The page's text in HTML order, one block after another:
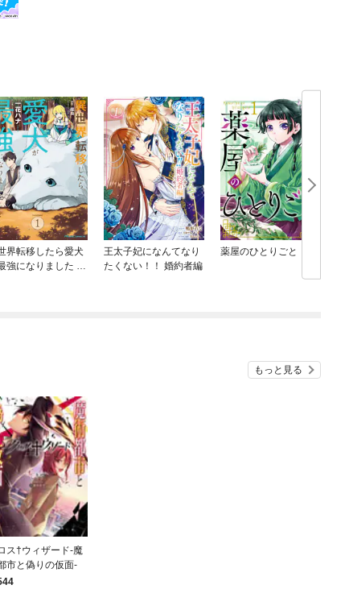
界転移したら愛犬
強になりました ～
王太子妃になんてなり
たくない！！ 婚約者編
薬屋のひとりごと
もっと見る
ス†ウィザード-魔
市と偽りの仮面-